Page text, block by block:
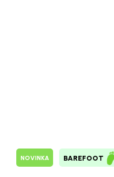
NOVINKA BAREFOOT